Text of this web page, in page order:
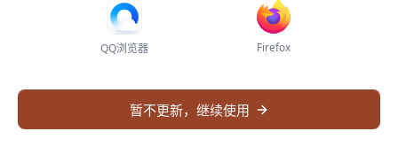
QQ浏览器 Firefox
暂不更新，继续使用